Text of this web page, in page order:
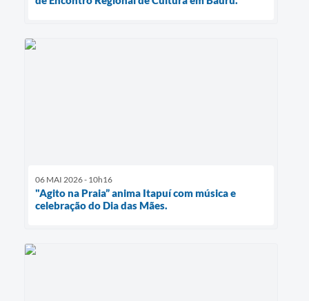
06 MAI 2026 - 10h16
"Agito na Praia” anima Itapuí com música e
celebração do Dia das Mães.